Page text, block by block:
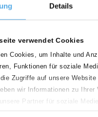
Details
verwendet Cookies
Cookies, um Inhalte und
Funktionen für soziale
Zugriffe auf unsere Website
wir Informationen zu Ihrer
Partner für soziale
Unsere Partner führen